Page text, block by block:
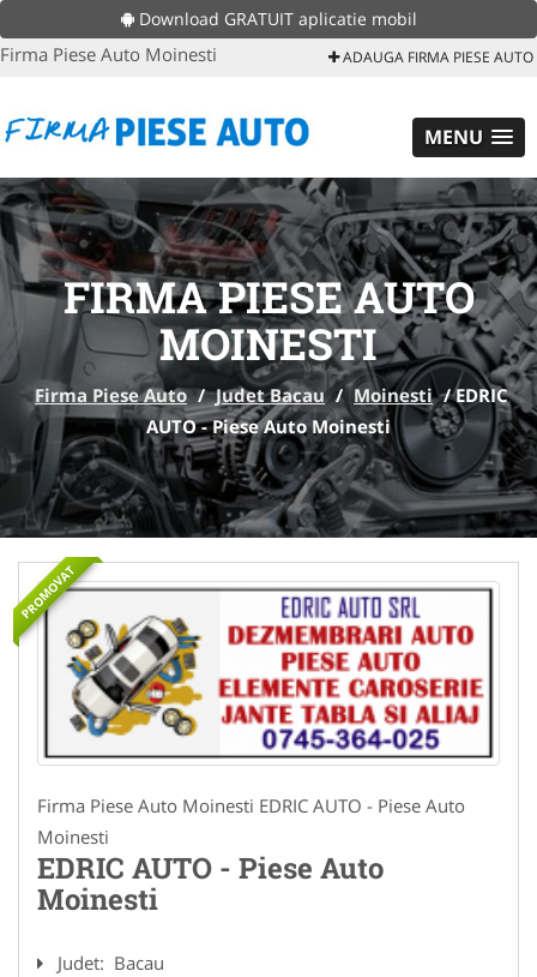
Download GRATUIT aplicatie mobil
Firma Piese Auto Moinesti ADAUGA FIRMA PIESE AUTO
MENU
FIRMA PIESE AUTO
MOINESTI
Firma Piese Auto / Judet Bacau / Moinesti /EDRIC
AUTO - Piese Auto Moinesti
PROMOVAT
Firma Piese Auto Moinesti EDRIC AUTO - Piese Auto
Moinesti
EDRIC AUTO - Piese Auto
Moinesti
Judet: Bacau